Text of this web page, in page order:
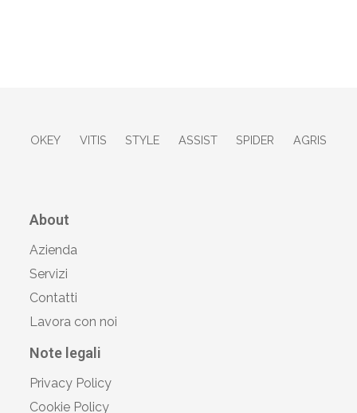
OKEY VITIS STYLE ASSIST SPIDER AGRIS
About
Azienda
Servizi
Contatti
Lavora con noi
Note legali
Privacy Policy
Cookie Policy